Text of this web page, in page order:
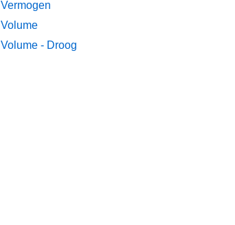
Vermogen
Volume
Volume - Droog